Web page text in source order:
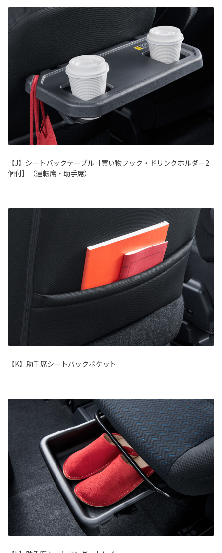
【J】シートバックテーブル［買い物フック・ドリンクホルダー2
個付］（運転席・助手席）
【K】助手席シートバックポケット